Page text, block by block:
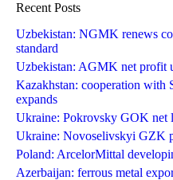
Recent Posts
Uzbekistan: NGMK renews
standard
Uzbekistan: AGMK net profit
Kazakhstan: cooperation with
expands
Ukraine: Pokrovsky GOK net
Ukraine: Novoselivskyi GZK
Poland: ArcelorMittal
Azerbaijan: ferrous metal